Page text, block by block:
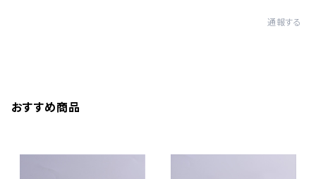
通報する
おすすめ商品